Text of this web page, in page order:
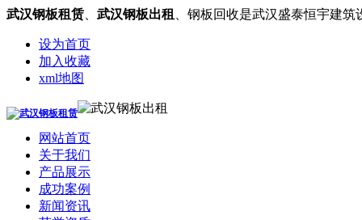
武汉钢板租赁 武汉钢板出租 、钢板回收是武汉盛泰恒宇建
设为首页
加入收藏
xml地图
网站首页
关于我们
产品展示
成功案例
新闻资讯